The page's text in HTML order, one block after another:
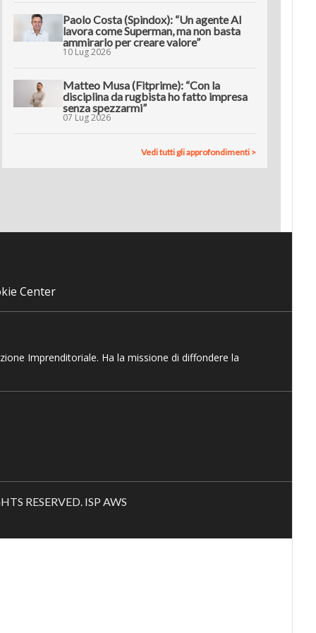
Paolo Costa (Spindox): “Un agente AI
lavora come Superman, ma non basta
ammirarlo per creare valore”
10 Lug 2026
Matteo Musa (Fitprime): “Con la
disciplina da rugbista ho fatto impresa
senza spezzarmi”
07 Lug 2026
Vedi tutti gli approfondimenti >
Center
Imprenditoriale. Ha la missione di diffondere la
RESERVED. ISP AWS